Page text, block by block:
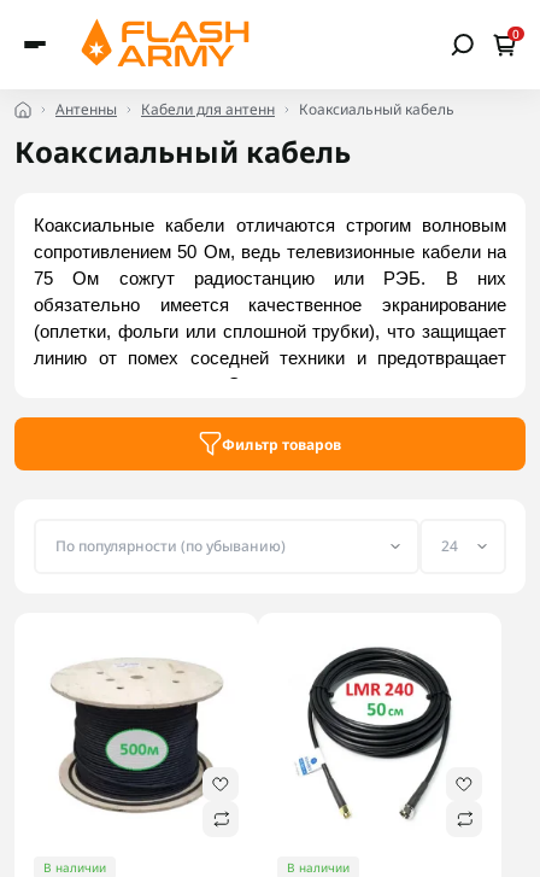
0
Антенны Кабели для антенн Коаксиальный кабель
Коаксиальный кабель
Коаксиальные кабели отличаются строгим волновым
сопротивлением 50 Ом, ведь телевизионные кабели на
75 Ом сожгут радиостанцию ​​или РЭБ. В них
обязательно имеется качественное экранирование
(оплетки, фольги или сплошной трубки), что защищает
линию от помех соседней техники и предотвращает
рассеяние сигнала. Этот тип универсален – от
раций до монтажа мощных комплексов РЭБ,
Фильтр товаров
В наличии В наличии